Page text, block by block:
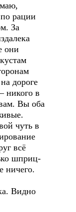
рации
За
они
дороге
никого в
Вы оба
чуть в
всё
шприц-
ничего.
Видно